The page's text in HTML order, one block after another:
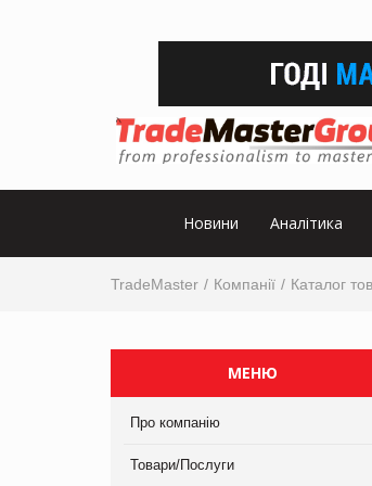
Новини Аналітика
TradeMaster Компанії Каталог
МЕНЮ
Про компанію
Товари/Послуги